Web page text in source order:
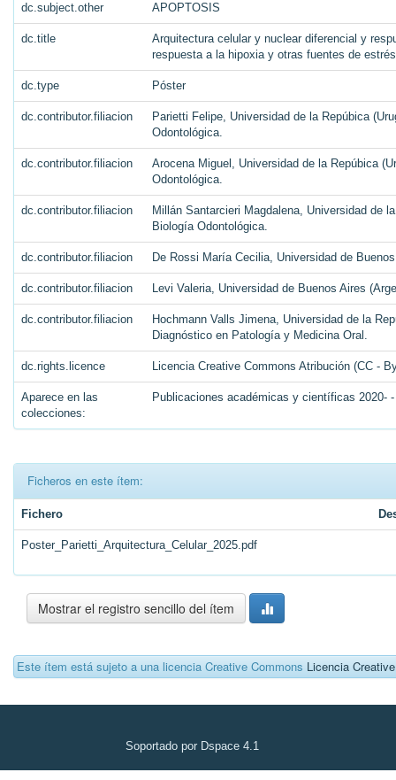
dc.subject.other APOPTOSIS
dc.title
Arquitectura celular y nuclear diferencial y
respuesta a la hipoxia y otras fuentes de
dc.type Póster
dc.contributor.filiacion
Parietti Felipe, Universidad de la Repúbica
Odontológica.
dc.contributor.filiacion
Arocena Miguel, Universidad de la Repúbica
Odontológica.
dc.contributor.filiacion
Millán Santarcieri Magdalena, Universidad de
Biología Odontológica.
dc.contributor.filiacion De Rossi María Cecilia, Universidad de
dc.contributor.filiacion Levi Valeria, Universidad de Buenos Aires
dc.contributor.filiacion
Hochmann Valls Jimena, Universidad de la
Diagnóstico en Patología y Medicina Oral.
dc.rights.licence Licencia Creative Commons Atribución (CC -
Aparece en las
colecciones:
Publicaciones académicas y científicas 2020-
Ficheros en este ítem:
Fichero
Poster_Parietti_Arquitectura_Celular_2025.pdf
Mostrar el registro sencillo del ítem
Este ítem está sujeto a una licencia Creative Commons Licencia
Soportado por Dspace 4.1